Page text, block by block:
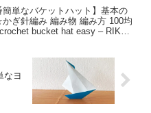
簡単なバケットハット】基本の
かぎ針編み 編み物 編み方 100均
bucket hat easy – RIKA
なヨ